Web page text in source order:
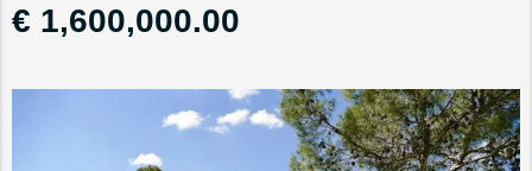
€ 1,600,000.00